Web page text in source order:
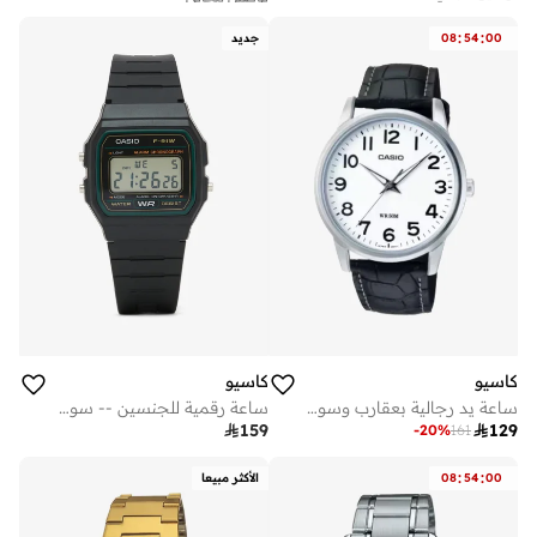
08:54:00
كاسيو
ساعة يد رجالية بعقارب وسوار جلد أسود
129
161
-20%
جديد
كاسيو
ساعة رقمية للجنسين -- سوداء وخضراء
159
08:54:00 الأكثر مبيعا